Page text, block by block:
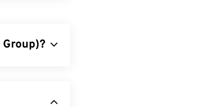
sich JPG-